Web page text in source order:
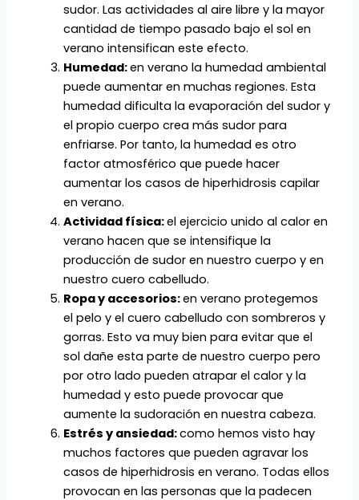
sudor. Las actividades al aire libre y la mayor
cantidad de tiempo pasado bajo el sol en
verano intensifican este efecto.
Humedad:en verano la humedad ambiental
puede aumentar en muchas regiones. Esta
humedad dificulta la evaporación del sudor y
el propio cuerpo crea más sudor para
enfriarse. Por tanto, la humedad es otro
factor atmosférico que puede hacer
aumentar los casos de hiperhidrosis capilar
en verano.
Actividad física:el ejercicio unido al calor en
verano hacen que se intensifique la
producción de sudor en nuestro cuerpo y en
nuestro cuero cabelludo.
Ropa y accesorios:en verano protegemos
el pelo y el cuero cabelludo con sombreros y
gorras. Esto va muy bien para evitar que el
sol dañe esta parte de nuestro cuerpo pero
por otro lado pueden atrapar el calor y la
humedad y esto puede provocar que
aumente la sudoración en nuestra cabeza.
Estrés y ansiedad:como hemos visto hay
muchos factores que pueden agravar los
casos de hiperhidrosis en verano. Todas ellos
provocan en las personas que la padecen